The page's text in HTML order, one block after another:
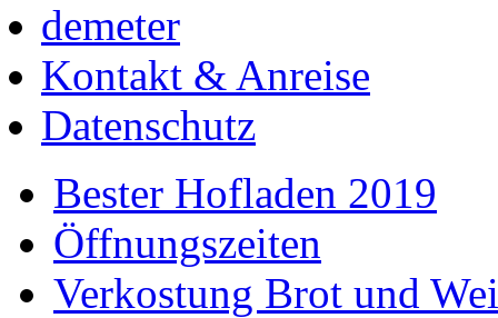
demeter
Kontakt & Anreise
Datenschutz
Bester Hofladen 2019
Öffnungszeiten
Verkostung Brot und